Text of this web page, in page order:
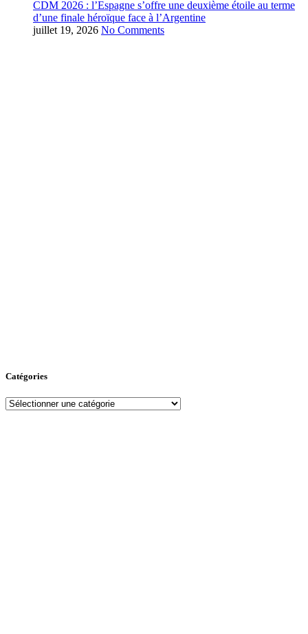
CDM 2026 : l’Espagne s’offre une deuxième étoile au terme
d’une finale héroïque face à l’Argentine
juillet 19, 2026 No Comments
Catégories